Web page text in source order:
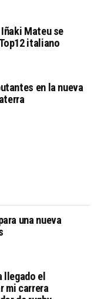
Mateu se
italiano
en la nueva
una nueva
llegado el
mi carrera